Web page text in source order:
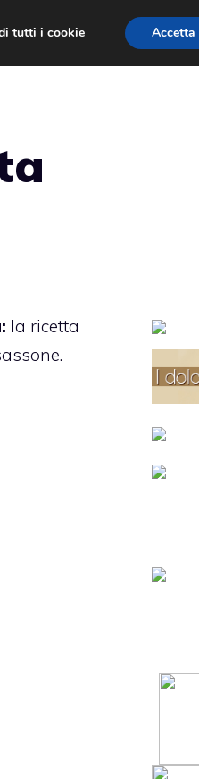
TORTE PER BAMBINI
la ricetta
tutti i cookie
Accetta